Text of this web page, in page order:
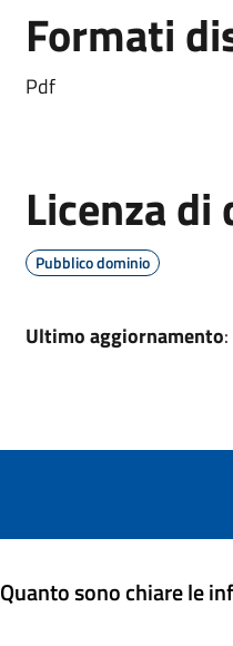
Formati
Pdf
Licenza
Pubblico dominio
Ultimo aggiornamento
Quanto sono chiare le